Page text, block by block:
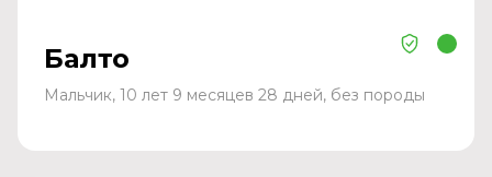
Балто
Мальчик, 10 лет 9 месяцев 28 дней, без породы